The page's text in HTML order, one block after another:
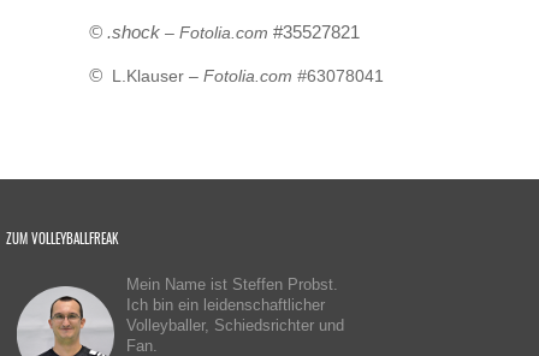
© .shock – Fotolia.com #35527821
© L.Klauser – Fotolia.com #63078041
ZUM VOLLEYBALLFREAK
Mein Name ist Steffen Probst.
Ich bin ein leidenschaftlicher
Volleyballer, Schiedsrichter und
Fan.